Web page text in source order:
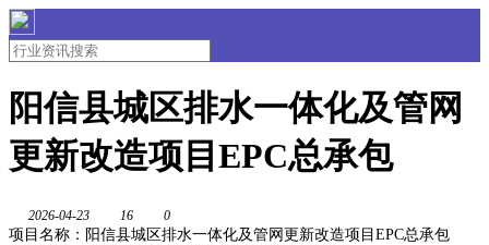
阳信县城区排水一体化及管网
更新改造项目EPC总承包
2026-04-23 16 0
项目名称：阳信县城区排水一体化及管网更新改造项目EPC总承包